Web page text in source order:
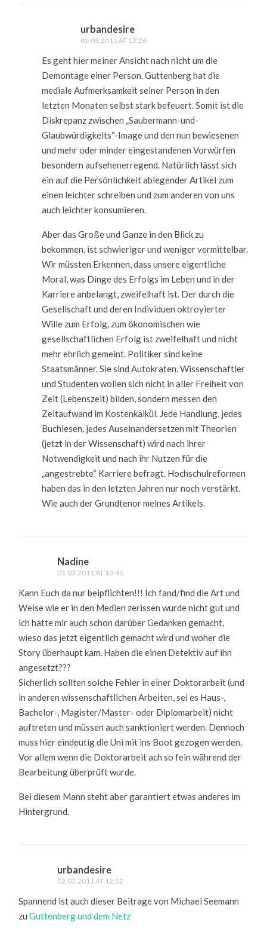
urbandesire
02.03.2011 AT 12:26
Es geht hier meiner Ansicht nach nicht um die
Demontage einer Person. Guttenberg hat die
mediale Aufmerksamkeit seiner Person in den
letzten Monaten selbst stark befeuert. Somit ist die
Diskrepanz zwischen „Saubermann-und-
Glaubwürdigkeits“-Image und den nun bewiesenen
und mehr oder minder eingestandenen Vorwürfen
besondern aufsehenerregend. Natürlich lässt sich
ein auf die Persönlichkeit ablegender Artikel zum
einen leichter schreiben und zum anderen von uns
auch leichter konsumieren.
Aber das Große und Ganze in den Blick zu
bekommen, ist schwieriger und weniger vermittelbar.
Wir müssten Erkennen, dass unsere eigentliche
Moral, was Dinge des Erfolgs im Leben und in der
Karriere anbelangt, zweifelhaft ist. Der durch die
Gesellschaft und deren Individuen oktroyierter
Wille zum Erfolg, zum ökonomischen wie
gesellschaftlichen Erfolg ist zweifelhaft und nicht
mehr ehrlich gemeint. Politiker sind keine
Staatsmänner. Sie sind Autokraten. Wissenschaftler
und Studenten wollen sich nicht in aller Freiheit von
Zeit (Lebenszeit) bilden, sondern messen den
Zeitaufwand im Kostenkalkül. Jede Handlung, jedes
Buchlesen, jedes Auseinandersetzen mit Theorien
(jetzt in der Wissenschaft) wird nach ihrer
Notwendigkeit und nach ihr Nutzen für die
„angestrebte“ Karriere befragt. Hochschulreformen
haben das in den letzten Jahren nur noch verstärkt.
Wie auch der Grundtenor meines Artikels.
Nadine
01.03.2011 AT 10:41
Kann Euch da nur beipflichten!!! Ich fand/find die Art und
Weise wie er in den Medien zerissen wurde nicht gut und
ich hatte mir auch schon darüber Gedanken gemacht,
wieso das jetzt eigentlich gemacht wird und woher die
Story überhaupt kam. Haben die einen Detektiv auf ihn
angesetzt???
Sicherlich sollten solche Fehler in einer Doktorarbeit (und
in anderen wissenschaftlichen Arbeiten, sei es Haus-,
Bachelor-, Magister/Master- oder Diplomarbeit) nicht
auftreten und müssen auch sanktioniert werden. Dennoch
muss hier eindeutig die Uni mit ins Boot gezogen werden.
Vor allem wenn die Doktorarbeit ach so fein während der
Bearbeitung überprüft wurde.
Bei diesem Mann steht aber garantiert etwas anderes im
Hintergrund.
urbandesire
02.03.2011 AT 12:32
Spannend ist auch dieser Beitrage von Michael Seemann
zuGuttenberg und dem Netz